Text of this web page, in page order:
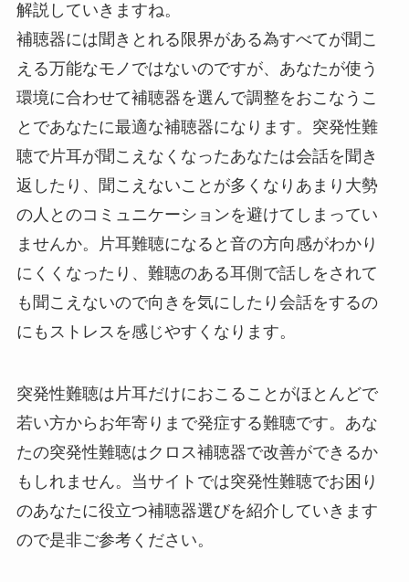
解説していきますね。
補聴器には聞きとれる限界がある為すべてが聞こ
える万能なモノではないのですが、あなたが使う
環境に合わせて補聴器を選んで調整をおこなうこ
とであなたに最適な補聴器になります。突発性難
聴で片耳が聞こえなくなったあなたは会話を聞き
返したり、聞こえないことが多くなりあまり大勢
の人とのコミュニケーションを避けてしまってい
ませんか。片耳難聴になると音の方向感がわかり
にくくなったり、難聴のある耳側で話しをされて
も聞こえないので向きを気にしたり会話をするの
にもストレスを感じやすくなります。
突発性難聴は片耳だけにおこることがほとんどで
若い方からお年寄りまで発症する難聴です。あな
たの突発性難聴はクロス補聴器で改善ができるか
もしれません。当サイトでは突発性難聴でお困り
のあなたに役立つ補聴器選びを紹介していきます
ので是非ご参考ください。